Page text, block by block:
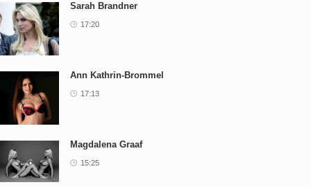
Sarah Brandner
17:20
Ann Kathrin-Brommel
17:13
Magdalena Graaf
15:25